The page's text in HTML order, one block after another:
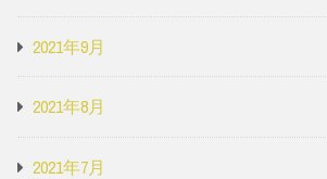
2021年9月
2021年8月
2021年7月